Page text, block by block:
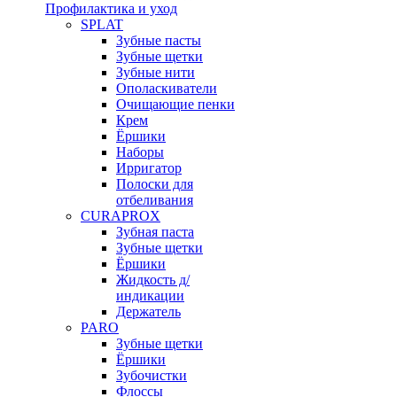
Профилактика и уход
SPLAT
Зубные пасты
Зубные щетки
Зубные нити
Ополаскиватели
Очищающие пенки
Крем
Ёршики
Наборы
Ирригатор
Полоски для
отбеливания
CURAPROX
Зубная паста
Зубные щетки
Ёршики
Жидкость д/
индикации
Держатель
PARO
Зубные щетки
Ёршики
Зубочистки
Флоссы